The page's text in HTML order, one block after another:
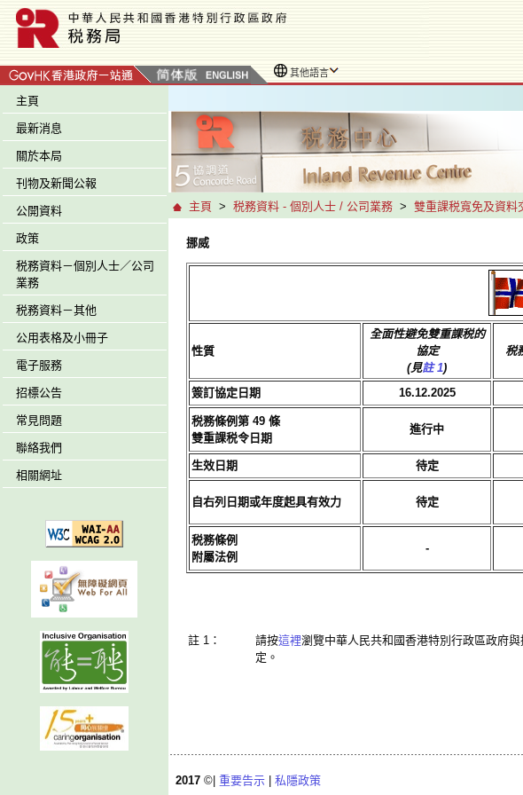
其他語言
主頁
最新消息
關於本局
刊物及新聞公報
公開資料
政策
税務資料－個別人士／公司
業務
税務資料－其他
公用表格及小冊子
電子服務
招標公告
常見問題
聯絡我們
相關網址
主頁 > 税務資料 - 個別人士 / 公司業務 > 雙重課税寬免及資料
挪威
性質
全面性避免雙重課税的
協定
(見註 1)
税
簽訂協定日期 16.12.2025
税務條例第 49 條
雙重課税令日期
進行中
生效日期 待定
自右列日期或年度起具有效力 待定
税務條例
附屬法例
-
註 1： 請按這裡瀏覽中華人民共和國香港特別行政區政府
定。
2017 ©| 重要告示 私隱政策